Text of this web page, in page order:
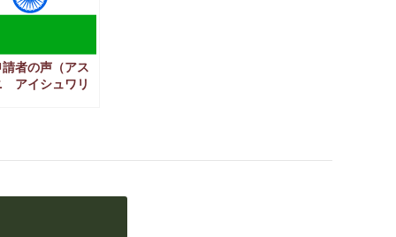
者の声（アス
アイシュワリ